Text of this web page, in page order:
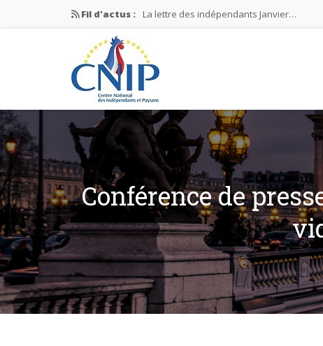
Fil d'actus : La lettre des indépendants Janvier…
La lettre des indépendants Juin…
Mission nationale ÉLECTIONS MUNICIPALES
La lettre des indépendants N°2-2026
Conférence de